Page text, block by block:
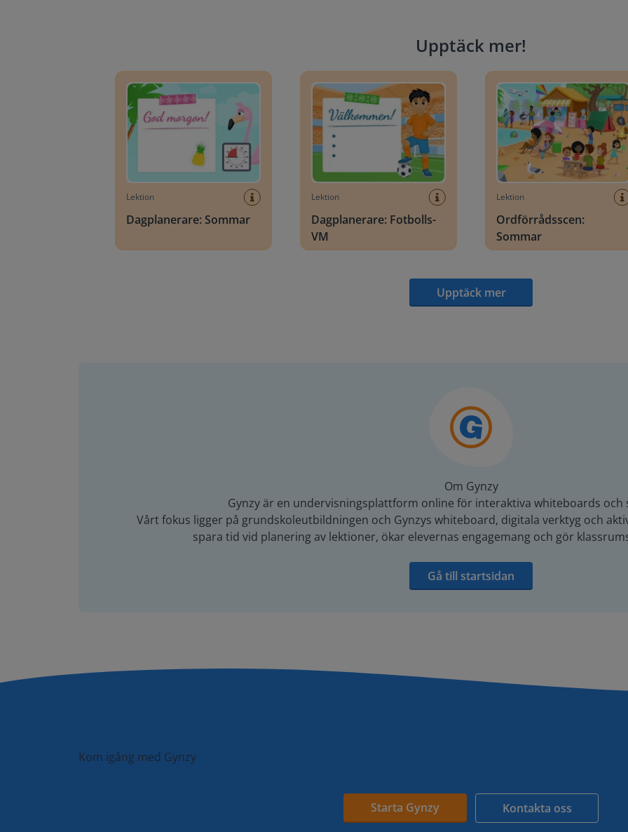
Upptäck mer!
Lektion
Dagplanerare: Sommar
Lektion
Dagplanerare: Fotbolls-
VM
Lektion
Ordförrådsscen:
Sommar
Upptäck mer
Om Gynzy
Gynzy är en undervisningsplattform online för interaktiva whiteboards och
Vårt fokus ligger på grundskoleutbildningen och Gynzys whiteboard, digitala verktyg och
spara tid vid planering av lektioner, ökar elevernas engagemang och gör
Gå till startsidan
Kom igång med Gynzy
Starta Gynzy Kontakta oss